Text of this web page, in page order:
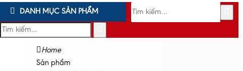
DANH MỤC SẢN PHẨM
Home
Sản phẩm